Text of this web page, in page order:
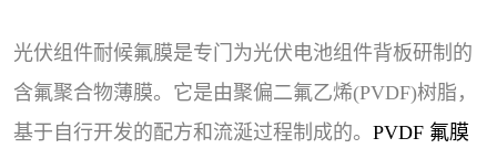
光伏组件耐候氟膜是专门为光伏电池组件背板研制的
含氟聚合物薄膜。它是由聚偏二氟乙烯(PVDF)树脂，
基于自行开发的配方和流涎过程制成的。 PVDF 氟膜